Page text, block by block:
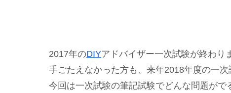
2017年のDIYアドバイザー一次試験が終わり
手ごたえなかった方も、来年2018年度の一次
今回は一次試験の筆記試験でどんな問題がで